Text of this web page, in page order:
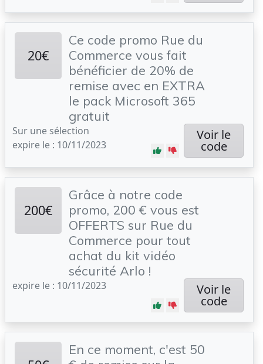
20€
Ce code promo Rue du
Commerce vous fait
bénéficier de 20% de
remise avec en EXTRA
le pack Microsoft 365
gratuit
Sur une sélection
expire le : 10/11/2023
Voir le
code
200€
Grâce à notre code
promo, 200 € vous est
OFFERTS sur Rue du
Commerce pour tout
achat du kit vidéo
sécurité Arlo !
expire le : 10/11/2023 Voir le
code
En ce moment, c'est 50